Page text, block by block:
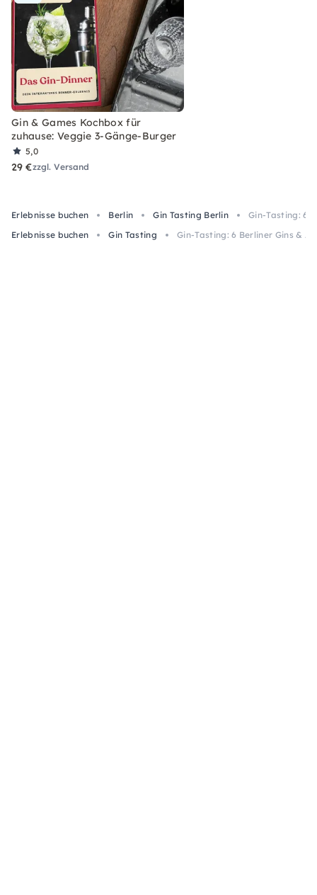
Gin & Games Kochbox für
zuhause: Veggie 3-Gänge-Burger
5,0
29 €zzgl. Versand
Erlebnisse buchen Berlin Gin Tasting Berlin
Gin-Tasting: 6
Erlebnisse buchen
Gin Tasting Gin-Tasting: 6 Berliner Gins &